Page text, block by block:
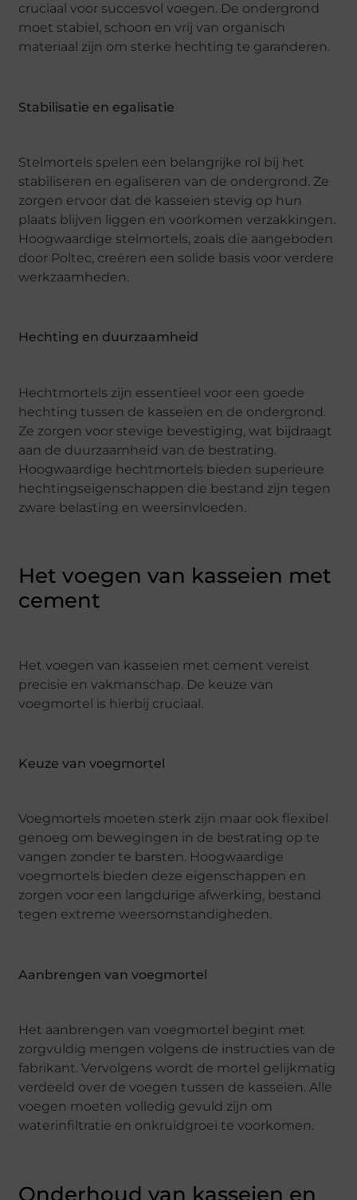
cruciaal voor succesvol voegen. De ondergrond
moet stabiel, schoon en vrij van organisch
materiaal zijn om sterke hechting te garanderen.
Stabilisatie en egalisatie
Stelmortels spelen een belangrijke rol bij het
stabiliseren en egaliseren van de ondergrond. Ze
zorgen ervoor dat de kasseien stevig op hun
plaats blijven liggen en voorkomen verzakkingen.
Hoogwaardige stelmortels, zoals die aangeboden
door Poltec, creëren een solide basis voor verdere
werkzaamheden.
Hechting en duurzaamheid
Hechtmortels zijn essentieel voor een goede
hechting tussen de kasseien en de ondergrond.
Ze zorgen voor stevige bevestiging, wat bijdraagt
aan de duurzaamheid van de bestrating.
Hoogwaardige hechtmortels bieden superieure
hechtingseigenschappen die bestand zijn tegen
zware belasting en weersinvloeden.
Het voegen van kasseien met
cement
Het voegen van kasseien met cement vereist
precisie en vakmanschap. De keuze van
voegmortel is hierbij cruciaal.
Keuze van voegmortel
Voegmortels moeten sterk zijn maar ook flexibel
genoeg om bewegingen in de bestrating op te
vangen zonder te barsten. Hoogwaardige
voegmortels bieden deze eigenschappen en
zorgen voor een langdurige afwerking, bestand
tegen extreme weersomstandigheden.
Aanbrengen van voegmortel
Het aanbrengen van voegmortel begint met
zorgvuldig mengen volgens de instructies van de
fabrikant. Vervolgens wordt de mortel gelijkmatig
verdeeld over de voegen tussen de kasseien. Alle
voegen moeten volledig gevuld zijn om
waterinfiltratie en onkruidgroei te voorkomen.
Onderhoud van kasseien en